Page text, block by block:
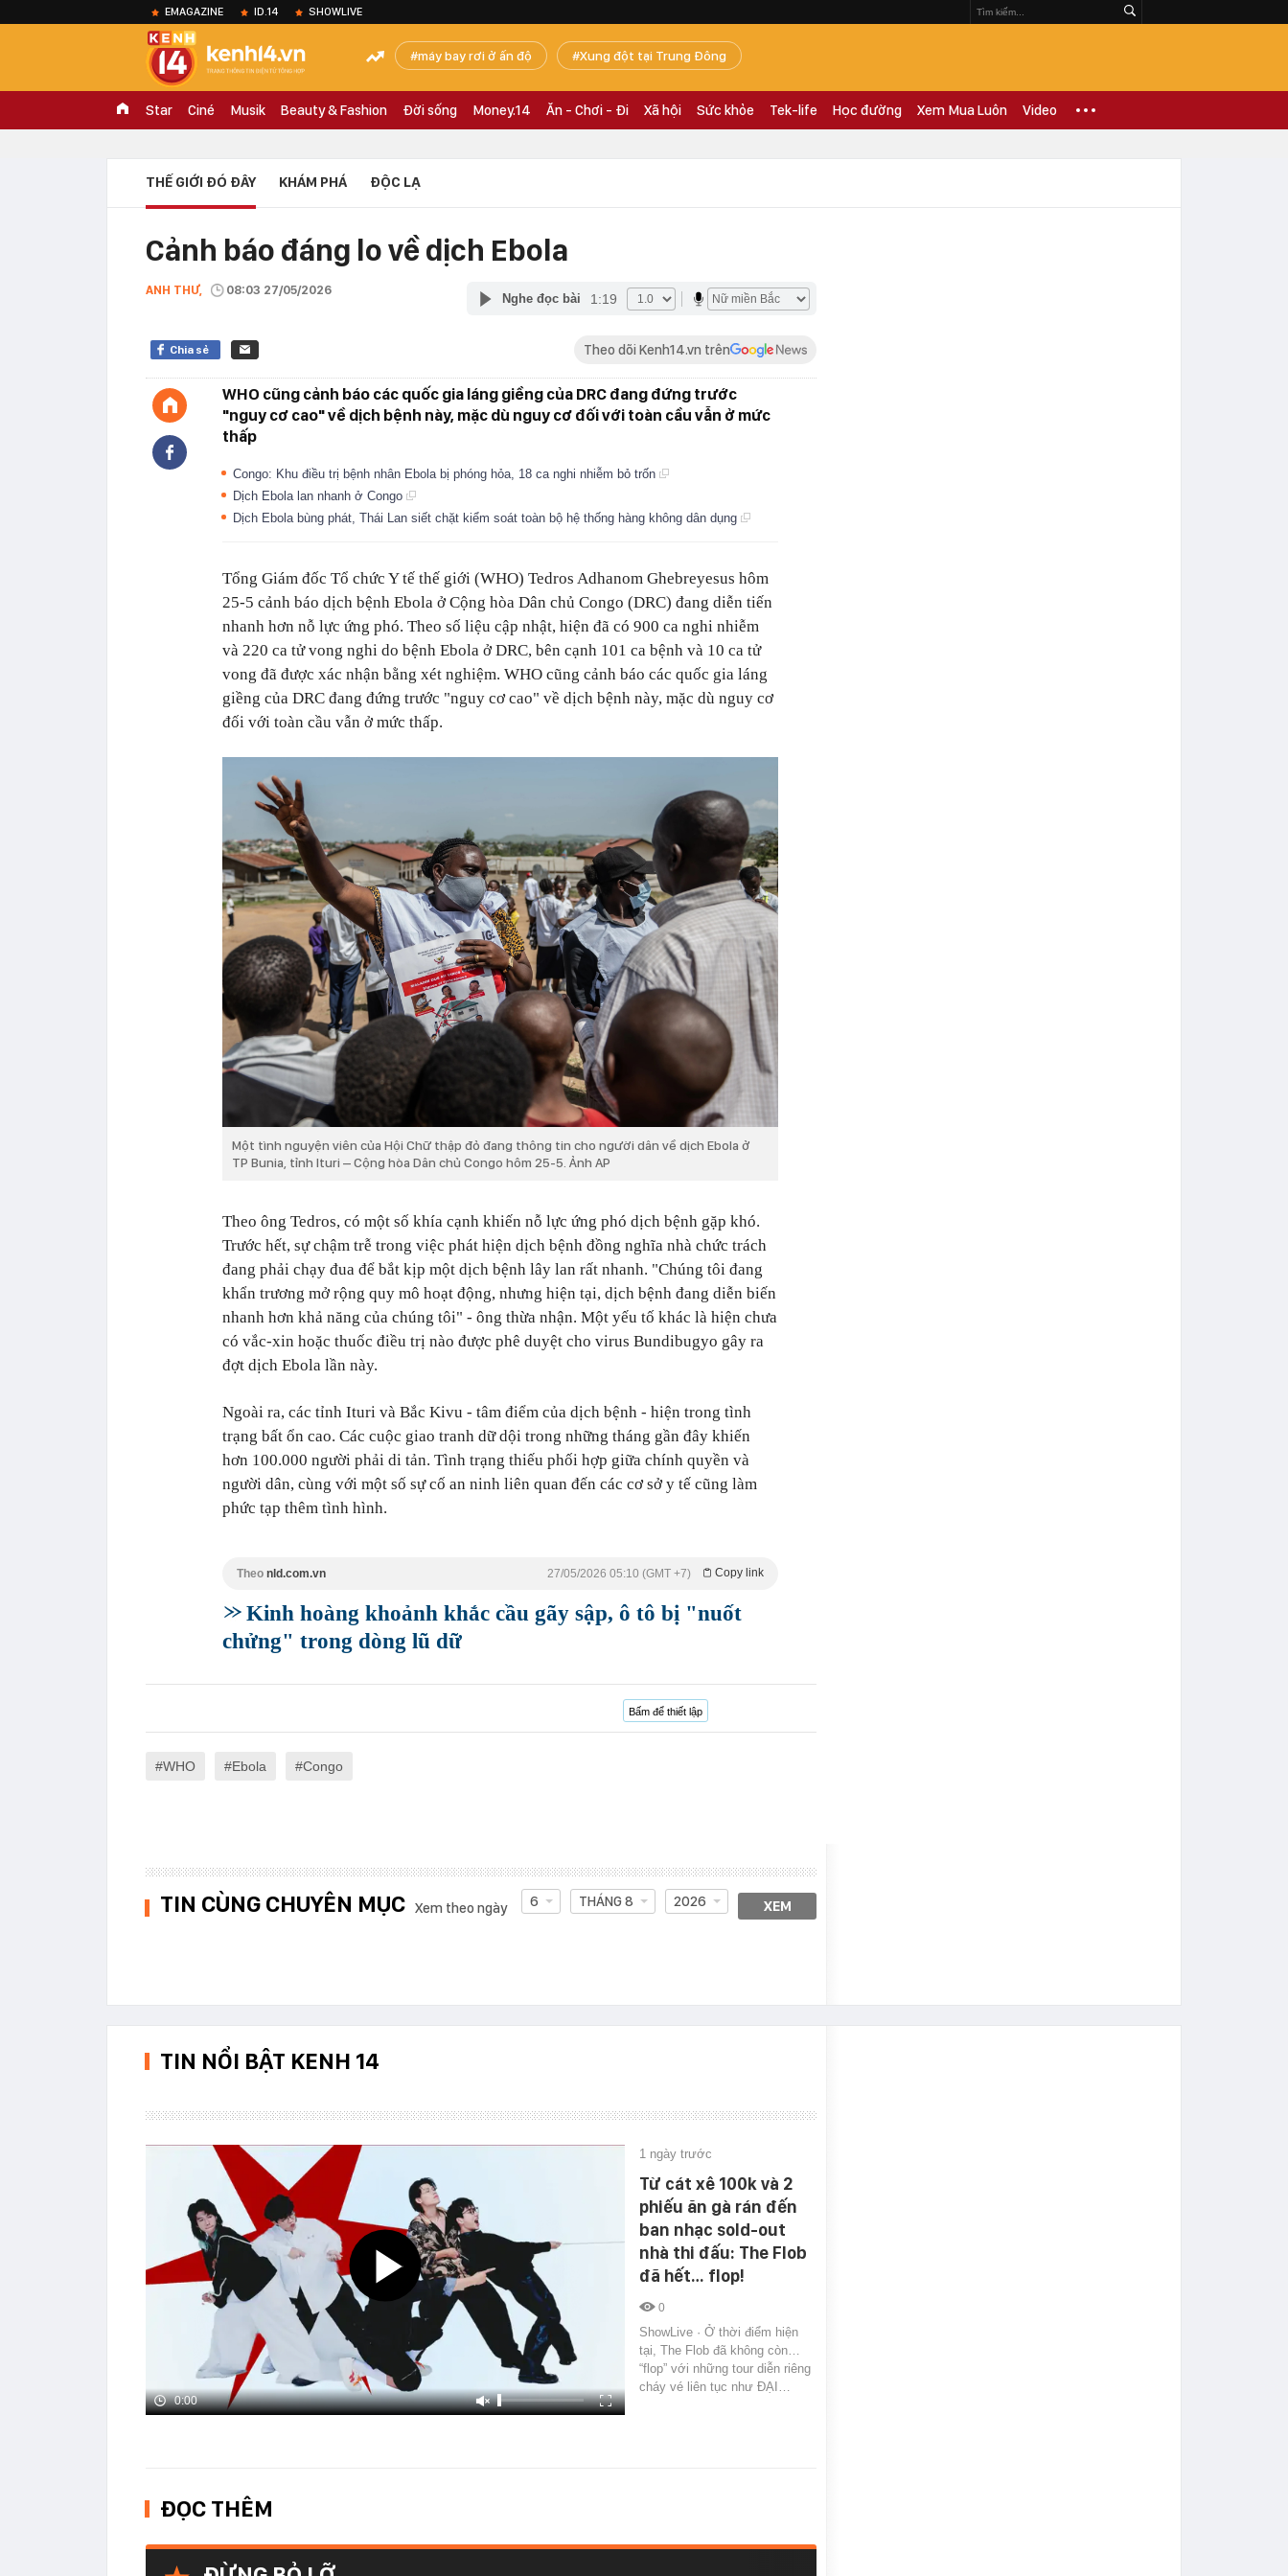
EMAGAZINE ID.14 SHOWLIVE
máy bay rơi ở ấn độ Xung đột tại Trung Đông
Star Ciné Musik Beauty & Fashion Đời sống Money.14 Ăn - Chơi - Đi Xã hội Sức khỏe Tek-life Học đường Xem Mua Luôn Video
THẾ GIỚI ĐÓ ĐÂY KHÁM PHÁ ĐỘC LẠ
Cảnh báo đáng lo về dịch Ebola
ANH THƯ, 08:03 27/05/2026
Nghe đọc bài 1:19
Chia sẻ Theo dõi Kenh14.vn trên
WHO cũng cảnh báo các quốc gia láng giềng của DRC đang đứng trước
"nguy cơ cao" về dịch bệnh này, mặc dù nguy cơ đối với toàn cầu vẫn ở mức
thấp
Congo: Khu điều trị bệnh nhân Ebola bị phóng hỏa, 18 ca nghi nhiễm bỏ trốn
Dịch Ebola lan nhanh ở Congo
Dịch Ebola bùng phát, Thái Lan siết chặt kiểm soát toàn bộ hệ thống hàng không dân dụng
Tổng Giám đốc Tổ chức Y tế thế giới (WHO) Tedros Adhanom Ghebreyesus hôm
25-5 cảnh báo dịch bệnh Ebola ở Cộng hòa Dân chủ Congo (DRC) đang diễn tiến
nhanh hơn nỗ lực ứng phó. Theo số liệu cập nhật, hiện đã có 900 ca nghi nhiễm
và 220 ca tử vong nghi do bệnh Ebola ở DRC, bên cạnh 101 ca bệnh và 10 ca tử
vong đã được xác nhận bằng xét nghiệm. WHO cũng cảnh báo các quốc gia láng
giềng của DRC đang đứng trước "nguy cơ cao" về dịch bệnh này, mặc dù nguy cơ
đối với toàn cầu vẫn ở mức thấp.
Một tình nguyện viên của Hội Chữ thập đỏ đang thông tin cho người dân về dịch Ebola ở
TP Bunia, tỉnh Ituri – Cộng hòa Dân chủ Congo hôm 25-5. Ảnh AP
Theo ông Tedros, có một số khía cạnh khiến nỗ lực ứng phó dịch bệnh gặp khó.
Trước hết, sự chậm trễ trong việc phát hiện dịch bệnh đồng nghĩa nhà chức trách
đang phải chạy đua để bắt kịp một dịch bệnh lây lan rất nhanh. "Chúng tôi đang
khẩn trương mở rộng quy mô hoạt động, nhưng hiện tại, dịch bệnh đang diễn biến
nhanh hơn khả năng của chúng tôi" - ông thừa nhận. Một yếu tố khác là hiện chưa
có vắc-xin hoặc thuốc điều trị nào được phê duyệt cho virus Bundibugyo gây ra
đợt dịch Ebola lần này.
Ngoài ra, các tỉnh Ituri và Bắc Kivu - tâm điểm của dịch bệnh - hiện trong tình
trạng bất ổn cao. Các cuộc giao tranh dữ dội trong những tháng gần đây khiến
hơn 100.000 người phải di tản. Tình trạng thiếu phối hợp giữa chính quyền và
người dân, cùng với một số sự cố an ninh liên quan đến các cơ sở y tế cũng làm
phức tạp thêm tình hình.
Theo nld.com.vn Copy link
27/05/2026 05:10 (GMT +7)
Kinh hoàng khoảnh khắc cầu gãy sập, ô tô bị "nuốt
chửng" trong dòng lũ dữ
Bấm để thiết lập
WHO Ebola Congo
TIN CÙNG CHUYÊN MỤC Xem theo ngày 6 THÁNG 8 2026 XEM
TIN NỔI BẬT KENH 14
0:00
1 ngày trước
Từ cát xê 100k và 2
phiếu ăn gà rán đến
ban nhạc sold-out
nhà thi đấu: The Flob
đã hết… flop!
0
ShowLive · Ở thời điểm hiện
tại, The Flob đã không còn…
“flop” với những tour diễn riêng
cháy vé liên tục như ĐẠI…
ĐỌC THÊM